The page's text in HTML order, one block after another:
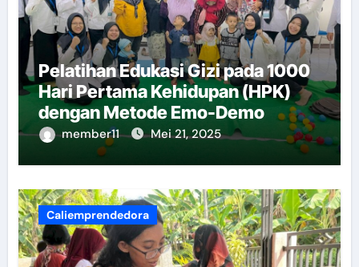
Pelatihan Edukasi Gizi pada 1000
Hari Pertama Kehidupan (HPK)
dengan Metode Emo-Demo
member11 Mei 21, 2025
Caliemprendedora